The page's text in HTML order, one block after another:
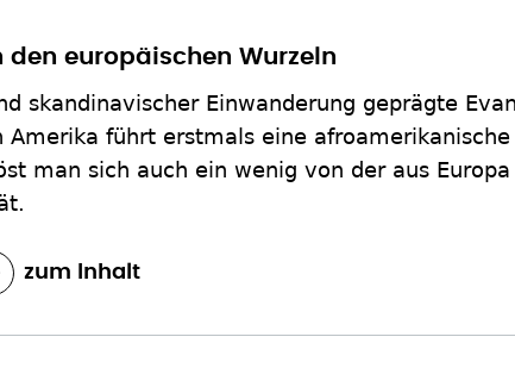
den europäischen Wurzeln
skandinavischer Einwanderung geprägte
Amerika führt erstmals eine afroamerikanische
man sich auch ein wenig von der aus Europa
zum Inhalt